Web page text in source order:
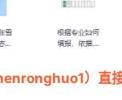
）直